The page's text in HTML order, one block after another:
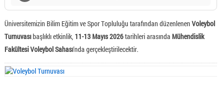
Üniversitemizin Bilim Eğitim ve Spor Topluluğu tarafından düzenlenen Voleybol
Turnuvasıbaşlıklı etkinlik, 11-13 Mayıs 2026tarihleri arasında Mühendislik
Fakültesi Voleybol Sahası'nda gerçekleştirilecektir.